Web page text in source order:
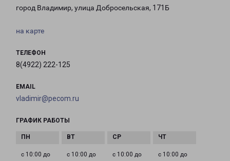
город Владимир, улица Добросельская, 171Б
на карте
ТЕЛЕФОН
8(4922) 222-125
EMAIL
vladimir@pecom.ru
ГРАФИК РАБОТЫ
с 10:00 до
с 10:00 до
с 10:00 до
с 10:00 до